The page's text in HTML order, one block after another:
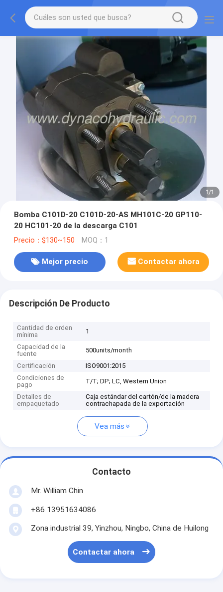
1/1
Bomba C101D-20 C101D-20-AS MH101C-20 GP110-
20 HC101-20 de la descarga C101
Precio：$130~150 MOQ：1
Mejor precio Contactar ahora
Descripción De Producto
Cantidad de orden
mínima
1
Capacidad de la
fuente
500units/month
Certificación
ISO9001:2015
Condiciones de
pago
T/T; DP; LC, Western Union
Detalles de
empaquetado
Caja estándar del cartón/de la madera
contrachapada de la exportación
Vea más
Contacto
Mr. William Chin
+86 13951634086
Zona industrial 39, Yinzhou, Ningbo, China de Huilong
Contactar ahora